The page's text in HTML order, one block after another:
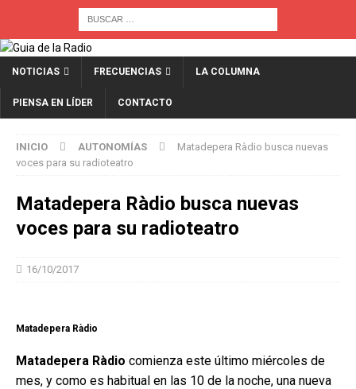
NOTICIAS FRECUENCIAS LA COLUMNA
PIENSA EN LÍDER CONTACTO
INICIO AUTONOMÍAS
Matadepera Ràdio busca nuevas
voces para su radioteatro
Matadepera Ràdio busca nuevas
voces para su radioteatro
16/10/2017
Matadepera Ràdio
Matadepera Ràdio comienza este último miércoles de
mes, y como es habitual en las 10 de la noche, una nueva